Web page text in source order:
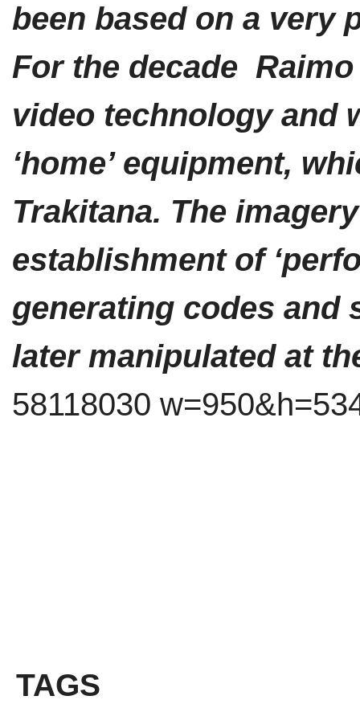
been based on a very
For the decade
video technology and
‘home’ equipment,
Trakitana. The
establishment of
generating codes and
later manipulated at
58118030
TAGS